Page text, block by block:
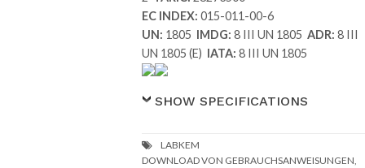
EC INDEX:015-011-00-6
UN: 1805 IMDG:8 III UN 1805ADR:8 III
UN 1805 (E)
IATA:8 III UN 1805
SHOW SPECIFICATIONS
DOWNLOAD VON GEBRAUCHSANWEISUNGEN,